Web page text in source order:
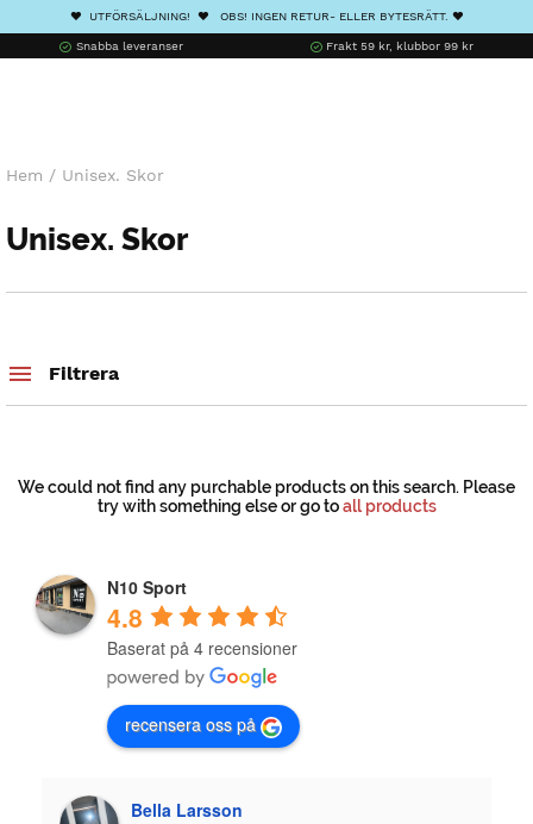
❤️ UTFÖRSÄLJNING! ❤️ OBS! INGEN RETUR- ELLER BYTESRÄTT. ❤️
Snabba leveranser Frakt 59 kr, klubbor 99 kr
Hem / Unisex. Skor
Unisex. Skor
Filtrera
We could not find any purchable products on this search. Please
try with something else or go toall products
N10 Sport
4.8
Baserat på 4 recensioner
recensera oss på
Bella Larsson